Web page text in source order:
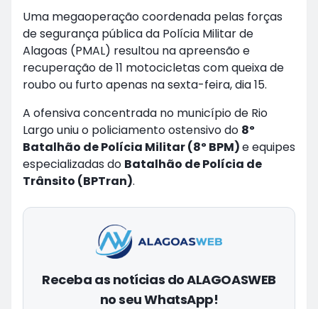
Uma megaoperação coordenada pelas forças
de segurança pública da Polícia Militar de
Alagoas (PMAL) resultou na apreensão e
recuperação de 11 motocicletas com queixa de
roubo ou furto apenas na sexta-feira, dia 15.
A ofensiva concentrada no município de Rio
Largo uniu o policiamento ostensivo do 8º
Batalhão de Polícia Militar (8º BPM)e equipes
especializadas do Batalhão de Polícia de
Trânsito (BPTran).
Receba as notícias do ALAGOASWEB
no seu WhatsApp!